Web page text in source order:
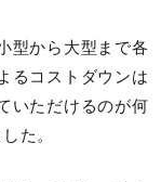
型から大型まで各
るコストダウンは
いただけるのが何
た。